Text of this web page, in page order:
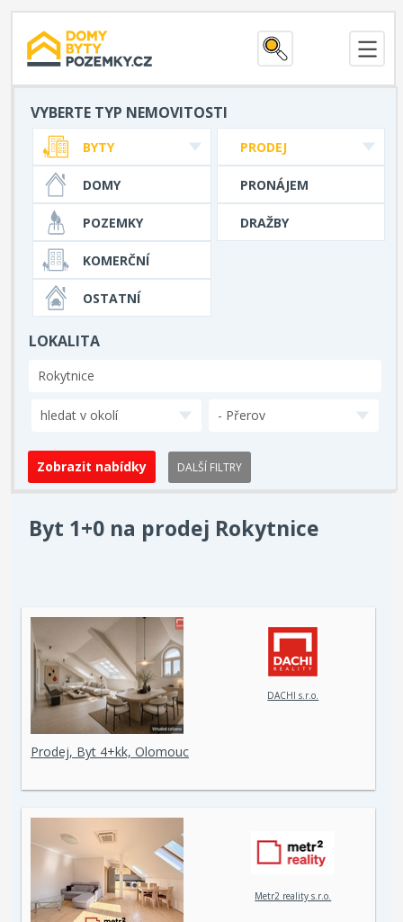
VYBERTE TYP NEMOVITOSTI
PRODEJ
PRONÁJEM
DRAŽBY
BYTY
DOMY
POZEMKY
KOMERČNÍ
OSTATNÍ
LOKALITA
hledat v okolí - Přerov
DALŠÍ FILTRY
Byt 1+0 na prodej Rokytnice
DACHI s.r.o.
Prodej, Byt 4+kk, Olomouc
Metr2 reality s.r.o.